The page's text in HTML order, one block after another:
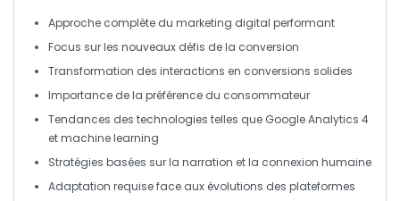
Approche complète du marketing digital performant
Focus sur les nouveaux défis de la conversion
Transformation des interactions en conversions solides
Importance de la préférence du consommateur
Tendances des technologies telles que Google Analytics 4
et machine learning
Stratégies basées sur la narration et la connexion humaine
Adaptation requise face aux évolutions des plateformes